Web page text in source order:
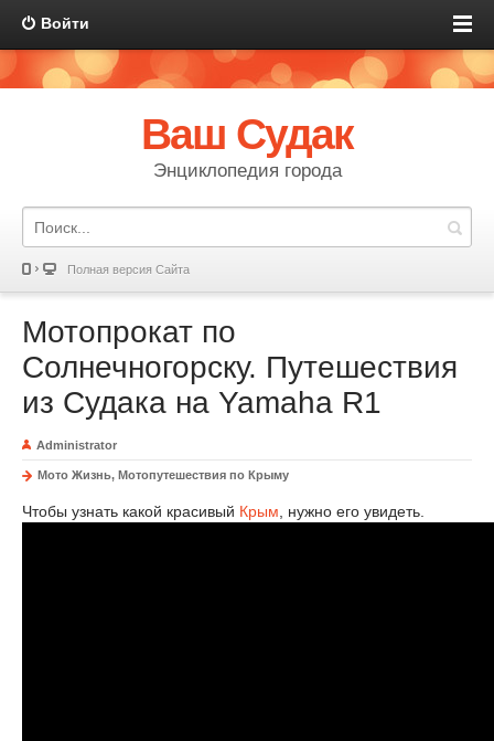
Войти
Ваш Судак
Энциклопедия города
Полная версия Сайта
Мотопрокат по
Солнечногорску. Путешествия
из Судака на Yamaha R1
Administrator
Мото Жизнь, Мотопутешествия по Крыму
Чтобы узнать какой красивый Крым , нужно его увидеть.